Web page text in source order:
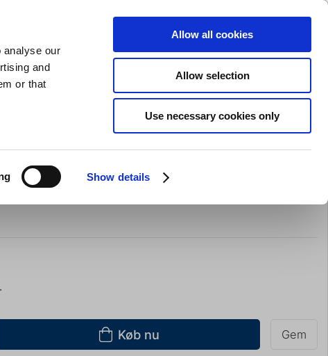
analyse our
and
or that
Show details
Allow all cookies
Allow selection
Use necessary cookies only
Indkøbskurv (0)
Barudstyr Tilbud Brands Slibning
2x1-2mm/2x2-6mm/1x7-
Køb nu Gem